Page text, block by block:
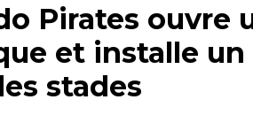
Pirates ouvre
et installe un
stades